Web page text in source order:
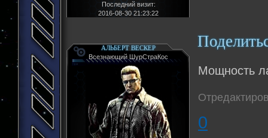
Последний визит:
2016-08-30 21:23:22
АЛЬБЕРТ ВЕСКЕР
Всезнающий ШурСтраКос
Мощность
0